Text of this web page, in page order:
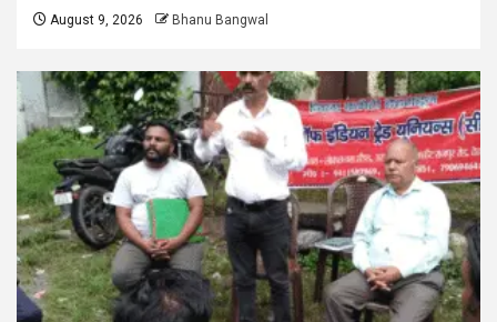
August 9, 2026 Bhanu Bangwal